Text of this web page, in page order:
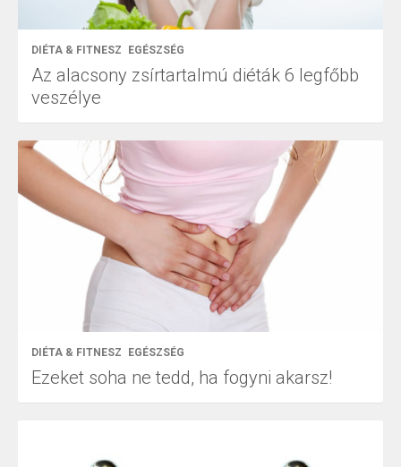
DIÉTA & FITNESZ EGÉSZSÉG
Az alacsony zsírtartalmú diéták 6 legfőbb
veszélye
DIÉTA & FITNESZ EGÉSZSÉG
Ezeket soha ne tedd, ha fogyni akarsz!